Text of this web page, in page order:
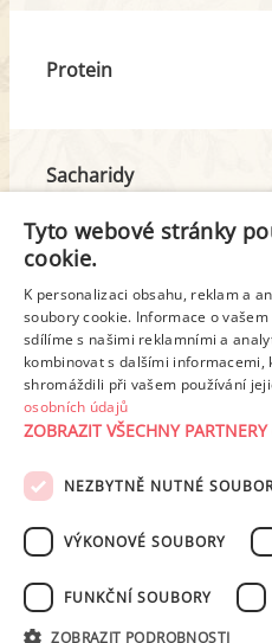
Protein
Sacharidy
z toho cukr
Tuk
z toho nas. mastné
PODMÍNKY UŽITÍ ZÁSADY
Tyto webové stránky
cookie.
K personalizaci obsahu, reklam a
soubory cookie. Informace o
sdílíme s našimi reklamními a
kombinovat s dalšími
shromáždili při vašem používání
osobních údajů
ZOBRAZIT VŠECHNY PARTNERY
NEZBYTNĚ NUTNÉ
VÝKONOVÉ SOUBORY
FUNKČNÍ SOUBORY
ZOBRAZIT PODROBNOSTI